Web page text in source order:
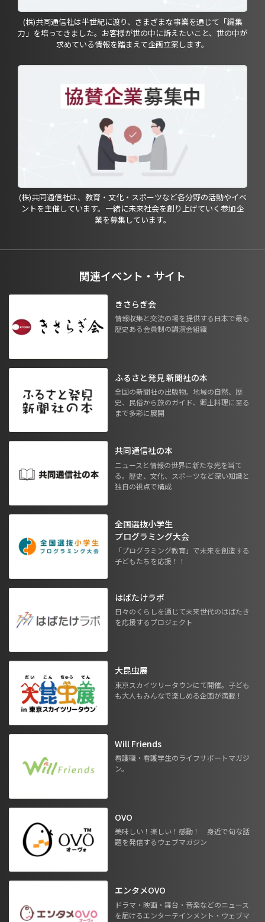
(株)共同通信社は半世紀に渡り、さまざまな事業を通じて「編集
力」を培ってきました。お客様が世の中に訴えたいこと、世の中が
求めている情報を踏まえて企画立案します。
(株)共同通信社は、教育・文化・スポーツなど各分野の活動やイベ
ントを主催しています。一緒に未来社会を創り上げていく参加企
業を募集しています。
関連イベント・サイト
きさらぎ会
情報収集と交流の場を提供する日本で最も
歴史ある会員制の講演会組織
ふるさと発見 新聞社の本
全国の新聞社の出版物。地域の自然、歴
史、民俗から旅のガイド、郷土料理に至る
まで多彩に展開
共同通信社の本
ニュースと情報の世界に新たな光を当て
る。歴史、文化、スポーツなど深い知識と
独自の視点で構成
全国選抜小学生
プログラミング大会
「プログラミング教育」で未来を創造する
子どもたちを応援！！
はばたけラボ
日々のくらしを通じて未来世代のはばたき
を応援するプロジェクト
大昆虫展
東京スカイツリータウンにて開催。子ども
も大人もみんなで楽しめる企画が満載！
Will Friends
看護職・看護学生のライフサポートマガジ
ン。
OVO
美味しい！楽しい！感動！ 身近で旬な話
題を発信するウェブマガジン
エンタメOVO
ドラマ・映画・舞台・音楽などのニュース
を届けるエンターテインメント・ウェブマ